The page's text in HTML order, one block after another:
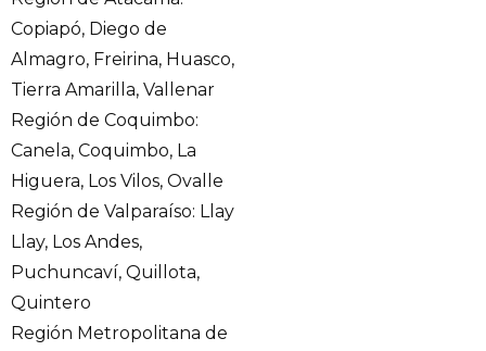
Copiapó, Diego de
Almagro, Freirina, Huasco,
Tierra Amarilla, Vallenar
Región de Coquimbo:
Canela, Coquimbo, La
Higuera, Los Vilos, Ovalle
Región de Valparaíso: Llay
Llay, Los Andes,
Puchuncaví, Quillota,
Quintero
Región Metropolitana de